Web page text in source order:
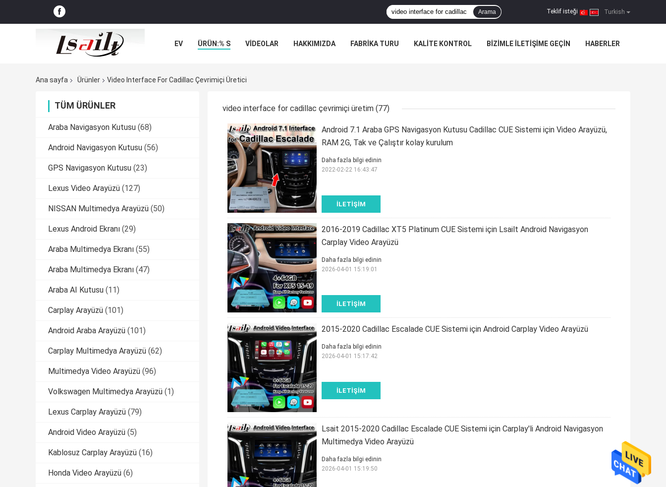
Turkish
Teklif isteği |
Arama
EV ÜRÜN:% S VİDEOLAR HAKKIMIZDA FABRIKA TURU KALITE KONTROL BIZIMLE ILETIŞIME GEÇIN HABERLER
Ana sayfa
Ürünler Video Interface For Cadillac Çevrimiçi Üretici
TÜM ÜRÜNLER
Araba Navigasyon Kutusu (68)
Android Navigasyon Kutusu (56)
GPS Navigasyon Kutusu (23)
Lexus Video Arayüzü (127)
NISSAN Multimedya Arayüzü (50)
Lexus Android Ekranı (29)
Araba Multimedya Ekranı (55)
Araba Multimedya Ekranı (47)
Araba AI Kutusu (11)
Carplay Arayüzü (101)
Android Araba Arayüzü (101)
Carplay Multimedya Arayüzü (62)
Multimedya Video Arayüzü (96)
Volkswagen Multimedya Arayüzü (1)
Lexus Carplay Arayüzü (79)
Android Video Arayüzü (5)
Kablosuz Carplay Arayüzü (16)
Honda Video Arayüzü (6)
video interface for cadillac çevrimiçi üretim (77)
Android 7.1 Araba GPS Navigasyon Kutusu Cadillac CUE Sistemi için Video Arayüzü,
RAM 2G, Tak ve Çalıştır kolay kurulum
İLETIŞIM
Daha fazla bilgi edinin
2022-02-22 16:43:47
2016-2019 Cadillac XT5 Platinum CUE Sistemi için Lsailt Android Navigasyon
Carplay Video Arayüzü
İLETIŞIM
Daha fazla bilgi edinin
2026-04-01 15:19:01
2015-2020 Cadillac Escalade CUE Sistemi için Android Carplay Video Arayüzü
İLETIŞIM
Daha fazla bilgi edinin
2026-04-01 15:17:42
Lsait 2015-2020 Cadillac Escalade CUE Sistemi için Carplay'li Android Navigasyon
Multimedya Video Arayüzü
Daha fazla bilgi edinin
2026-04-01 15:19:50